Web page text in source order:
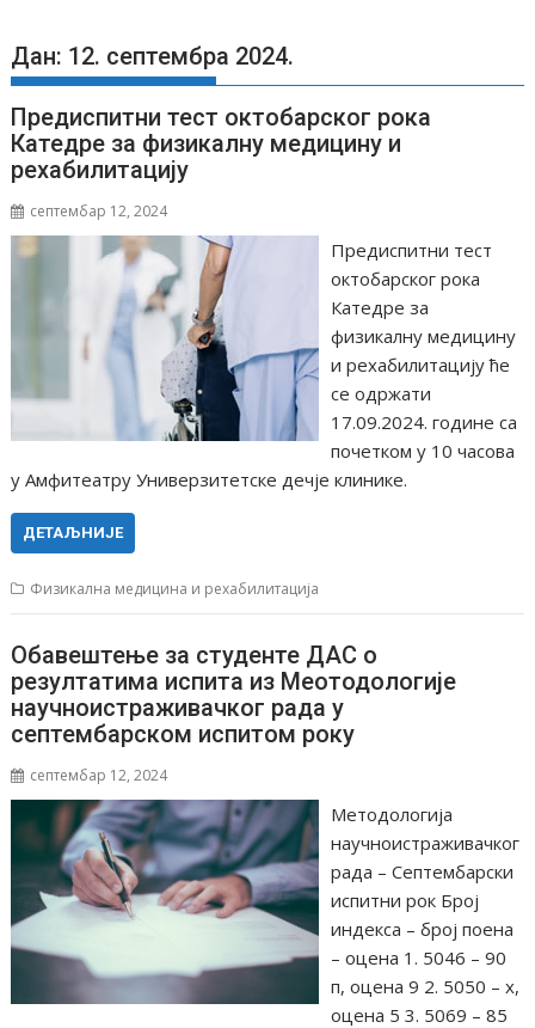
Дан: 12. септембра 2024.
Предиспитни тест октобарског рока
Катедре за физикалну медицину и
рехабилитацију
септембар 12, 2024
Предиспитни тест
октобарског рока
Катедре за
физикалну медицину
и рехабилитацију ће
се одржати
17.09.2024. године са
почетком у 10 часова
у Амфитеатру Универзитетске дечје клинике.
ДЕТАЉНИЈЕ
Физикална медицина и рехабилитација
Обавештење за студенте ДАС о
резултатима испита из Меотодологије
научноистраживачког рада у
септембарском испитом року
септембар 12, 2024
Методологија
научноистраживачког
рада – Септембарски
испитни рок Број
индекса – број поена
– оцена 1. 5046 – 90
п, оцена 9 2. 5050 – x,
оцена 5 3. 5069 – 85